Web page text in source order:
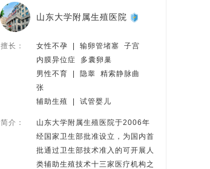
山东大学附属生殖医院
擅长：
女性不孕  |  输卵管堵塞  子宫
内膜异位症  多囊卵巢
男性不育  |  隐睾  精索静脉曲
张
辅助生殖  |  试管婴儿
简介：
山东大学附属生殖医院于2006年
经国家卫生部批准设立，为国内首
批通过卫生部技术准入的可开展人
类辅助生殖技术十三家医疗机构之